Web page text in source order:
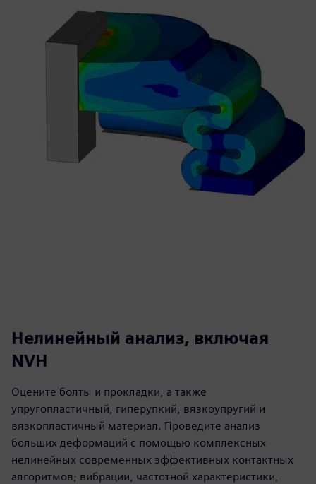
Нелинейный анализ, включая
NVH
Оцените болты и прокладки, а также
упругопластичный, гиперупкий, вязкоупругий и
вязкопластичный материал. Проведите анализ
больших деформаций с помощью комплексных
нелинейных современных эффективных контактных
алгоритмов; вибрации, частотной характеристики,